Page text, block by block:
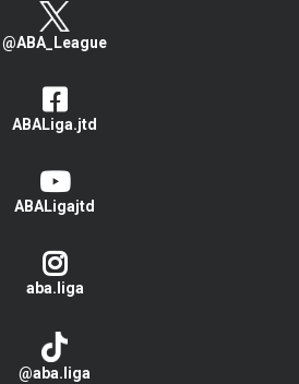
@ABA_League
ABALiga.jtd
ABALigajtd
aba.liga
@aba.liga